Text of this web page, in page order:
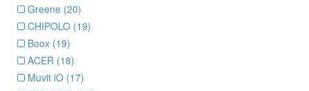
Greene (20)
CHIPOLO (19)
Boox (19)
ACER (18)
Muvit iO (17)